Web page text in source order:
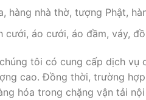
hàng nhà thờ, tượng Phật,
cưới, áo cưới, áo đầm, váy,
tôi có cung cấp dịch vụ
cao. Đồng thời, trường
hóa trong chặng vận tải